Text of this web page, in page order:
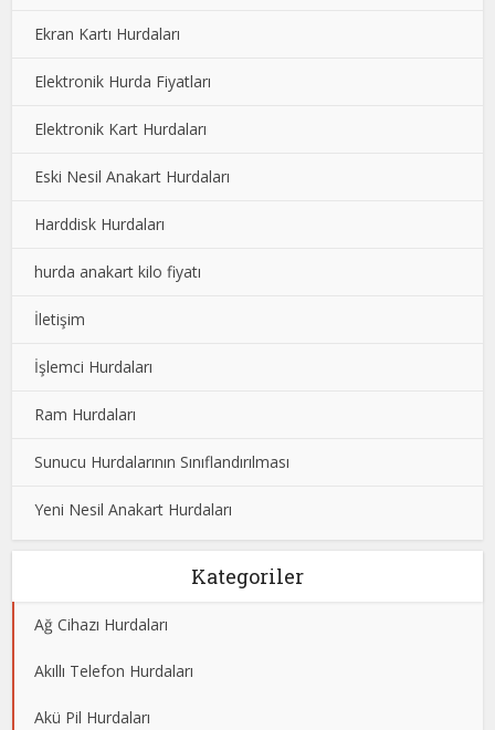
Ekran Kartı Hurdaları
Elektronik Hurda Fiyatları
Elektronik Kart Hurdaları
Eski Nesil Anakart Hurdaları
Harddisk Hurdaları
hurda anakart kilo fiyatı
İletişim
İşlemci Hurdaları
Ram Hurdaları
Sunucu Hurdalarının Sınıflandırılması
Yeni Nesil Anakart Hurdaları
Kategoriler
Ağ Cihazı Hurdaları
Akıllı Telefon Hurdaları
Akü Pil Hurdaları